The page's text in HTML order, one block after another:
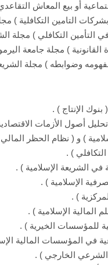
أو بيع المعاش
التامين التكافلية )
التكافلي ) مجلة
) مجلة جامعة
وضوابطه ) مجلة
الإنتاج ) .
أصول الأزمات
) و ( نظام الحظر
) .
في الشريعة الإسلامية ) .
الإسلامية ) .
) .
الإسلامية ) .
للمؤسسات الخيرية ) .
في المؤسسات المالية
الشرعي الخارجي ) .